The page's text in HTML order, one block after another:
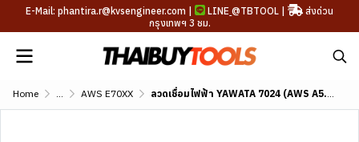
E-Mail: phantira.r@kvsengineer.com | LINE @TBTOOL |
ส่งด่วน
กรุงเทพฯ 3 ชม.
Home ... AWS E70XX ลวดเชื่อมไฟฟ้า YAWATA 7024 (AWS A5.1 E7024)